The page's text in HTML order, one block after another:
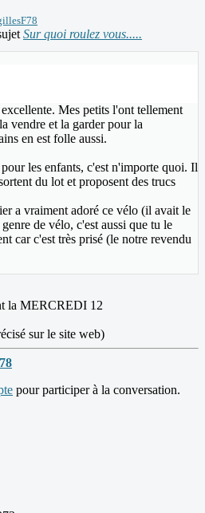
Sur quoi roulez vous.....
Mes petits l'ont tellement
vendre et la garder pour la
en est folle aussi.
les enfants, c'est n'importe quoi. Il
du lot et proposent des trucs
a vraiment adoré ce vélo (il avait le
de vélo, c'est aussi que tu le
car c'est très prisé (le notre revendu
la MERCREDI 12
sur le site web)
pour participer à la conversation.